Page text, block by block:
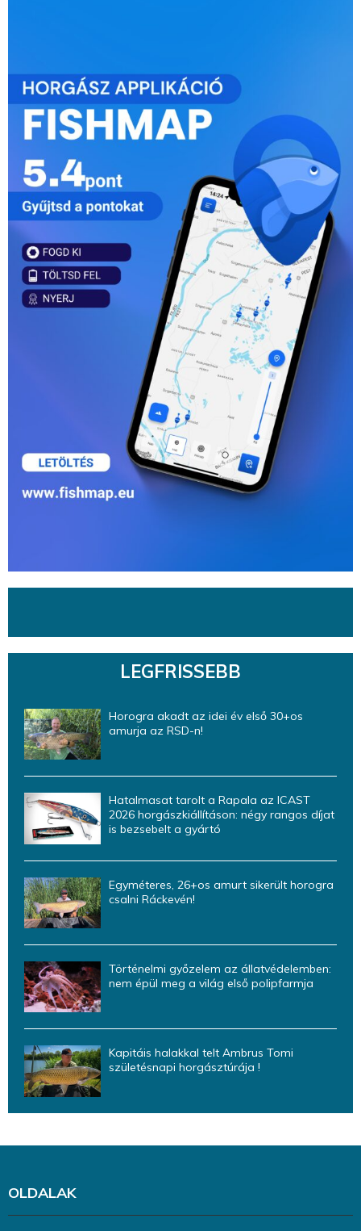
LEGFRISSEBB
Horogra akadt az idei év első 30+os
amurja az RSD-n!
Hatalmasat tarolt a Rapala az ICAST
2026 horgászkiállításon: négy rangos díjat
is bezsebelt a gyártó
Egyméteres, 26+os amurt sikerült horogra
csalni Ráckevén!
Történelmi győzelem az állatvédelemben:
nem épül meg a világ első polipfarmja
Kapitáis halakkal telt Ambrus Tomi
születésnapi horgásztúrája !
OLDALAK